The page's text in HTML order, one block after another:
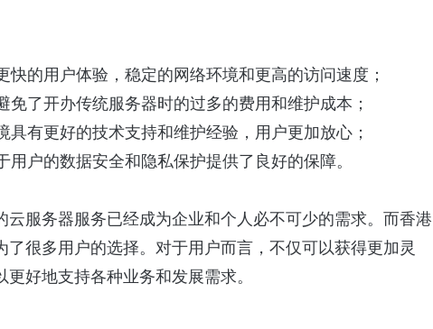
的用户体验，稳定的网络环境和更高的访问速度；
免了开办传统服务器时的过多的费用和维护成本；
有更好的技术支持和维护经验，用户更加放心；
户的数据安全和隐私保护提供了良好的保障。
服务器服务已经成为企业和个人必不可少的需求。而香港
很多用户的选择。对于用户而言，不仅可以获得更加灵
好地支持各种业务和发展需求。